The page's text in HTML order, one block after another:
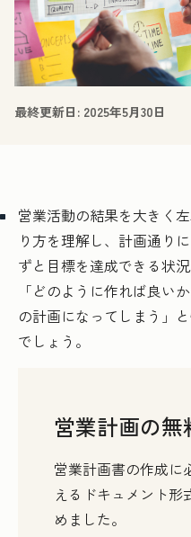
最終更新日: 2025年5月30日
営業活動の結果を大きく
り方を理解し、計画通り
ずと目標を達成できる状
「どのように作れば良い
の計画になってしまう」
でしょう。
営業計画の無
営業計画書の作成に
えるドキュメント形
めました。